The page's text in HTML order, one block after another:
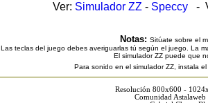
Ver: Simulador ZZ - Speccy -
Notas: Sitúate sobre el
Las teclas del juego debes averiguarlas tú según el juego. La
El simulador ZZ puede que
Para sonido en el simulador ZZ, instala
Resolución 800x600 -
Comunidad